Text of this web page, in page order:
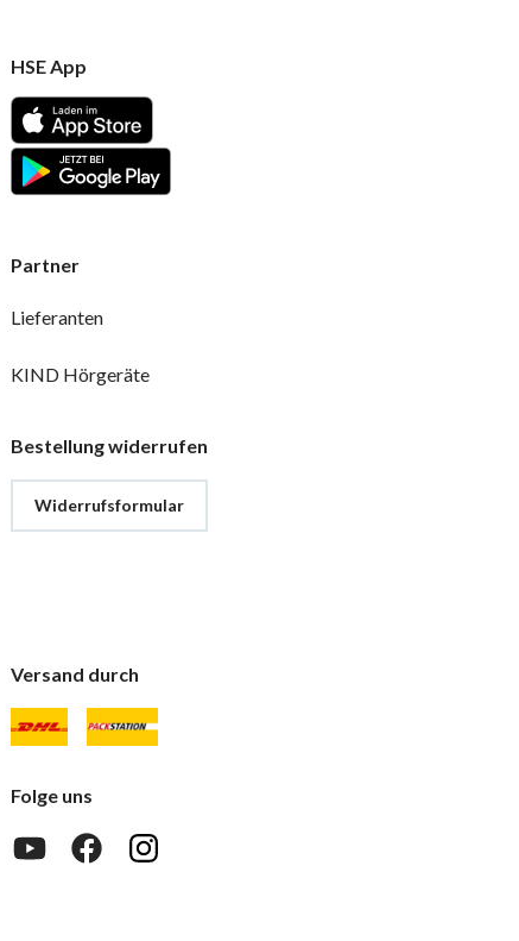
HSE App
Partner
Lieferanten
KIND Hörgeräte
Bestellung widerrufen
Widerrufsformular
Versand durch
Folge uns